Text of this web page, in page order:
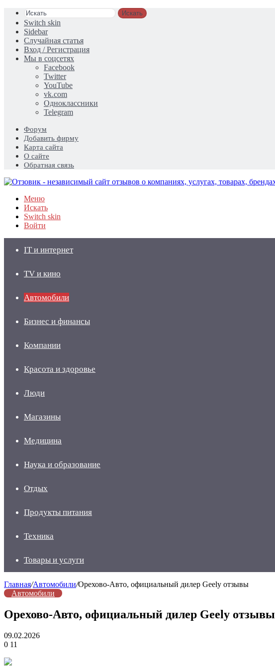
Искать
Switch skin
Sidebar
Случайная статья
Вход / Регистрация
Мы в соцсетях
Facebook
Twitter
YouTube
vk.com
Одноклассники
Telegram
Форум
Добавить фирму
Карта сайта
О сайте
Обратная связь
Меню
Искать
Switch skin
Войти
IT и интернет
TV и кино
Автомобили
Бизнес и финансы
Компании
Красота и здоровье
Люди
Магазины
Медицина
Наука и образование
Отдых
Продукты питания
Техника
Товары и услуги
Главная/Автомобили/Орехово-Авто, официальный дилер Geely отзывы
Автомобили
Орехово-Авто, официальный дилер Geely отзывы
09.02.2026
0 11